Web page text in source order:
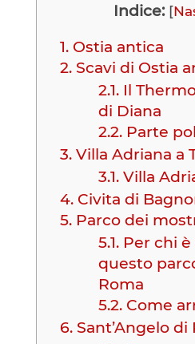
Indice: [
1.Ostia antica
2.Scavi di Ostia
2.1. Il
di Diana
2.2. Parte
3.Villa Adriana a
3.1. Villa
4.Civita di
5.Parco dei
5.1. Per chi
questo
Roma
5.2. Come
6.Sant’Angelo di